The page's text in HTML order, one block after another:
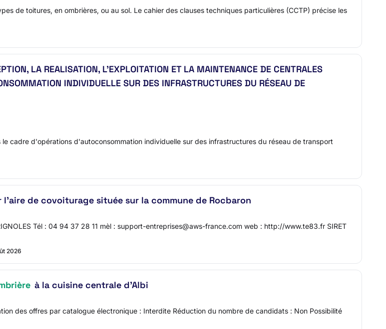
de toitures, en ombrières, ou au sol. Le cahier des clauses techniques particulières (CCTP) précise les
LA REALISATION, L'EXPLOITATION ET LA MAINTENANCE DE CENTRALES
INDIVIDUELLE SUR DES INFRASTRUCTURES DU RÉSEAU DE
cadre d'opérations d'autoconsommation individuelle sur des infrastructures du réseau de transport
l'aire de covoiturage située sur la commune de Rocbaron
Tél : 04 94 37 28 11 mèl : support-entreprises@aws-france.com web : http://www.te83.fr SIRET
2026
à la cuisine centrale d'Albi
des offres par catalogue électronique : Interdite Réduction du nombre de candidats : Non Possibilité